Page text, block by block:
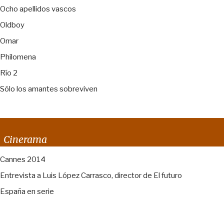
Ocho apellidos vascos
Oldboy
Omar
Philomena
Río 2
Sólo los amantes sobreviven
Cinerama
Cannes 2014
Entrevista a Luis López Carrasco, director de El futuro
España en serie